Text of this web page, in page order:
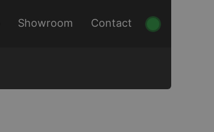
Showroom Contact